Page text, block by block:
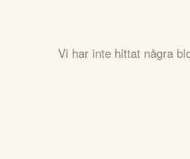
Vi har inte hittat några